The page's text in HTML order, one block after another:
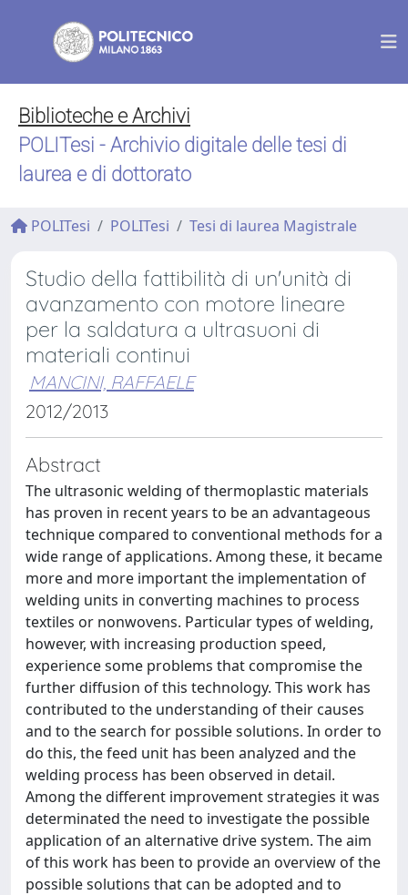
Biblioteche e Archivi
POLITesi - Archivio digitale delle tesi di
laurea e di dottorato
POLITesi POLITesi Tesi di laurea Magistrale
Studio della fattibilità di un'unità di
avanzamento con motore lineare
per la saldatura a ultrasuoni di
materiali continui
MANCINI, RAFFAELE
2012/2013
Abstract
The ultrasonic welding of thermoplastic materials
has proven in recent years to be an advantageous
technique compared to conventional methods for a
wide range of applications. Among these, it became
more and more important the implementation of
welding units in converting machines to process
textiles or nonwovens. Particular types of welding,
however, with increasing production speed,
experience some problems that compromise the
further diffusion of this technology. This work has
contributed to the understanding of their causes
and to the search for possible solutions. In order to
do this, the feed unit has been analyzed and the
welding process has been observed in detail.
Among the different improvement strategies it was
determinated the need to investigate the possible
application of an alternative drive system. The aim
of this work has been to provide an overview of the
possible solutions that can be adopted and to